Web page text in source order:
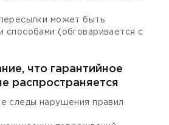
может быть
способами (обговаривается с
что гарантийное
распространяется
следы нарушения правил